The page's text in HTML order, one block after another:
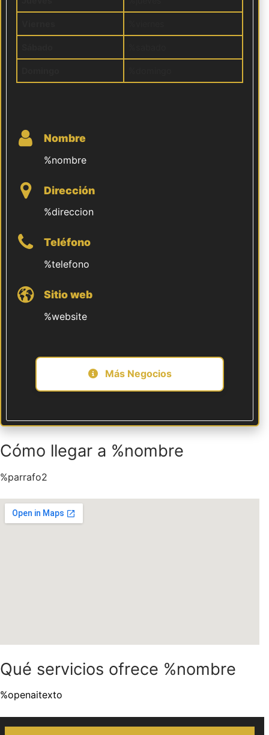
Nombre
%nombre
Dirección
%direccion
Teléfono
%telefono
Sitio web
%website
Más Negocios
Cómo llegar a %nombre
%parrafo2
Qué servicios ofrece %nombre
%openaitexto